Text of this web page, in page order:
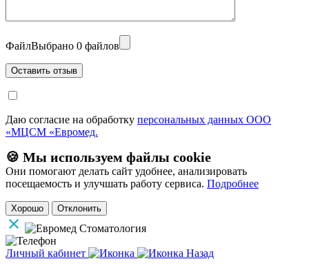
ФайлВыбрано 0 файлов
Даю согласие на обработку персональных данных ООО
«МЦСМ «Евромед.
🍪 Мы используем файлы cookie
Они помогают делать сайт удобнее, анализировать
посещаемость и улучшать работу сервиса. Подробнее
Хорошо Отклонить
Личный кабинет
Назад